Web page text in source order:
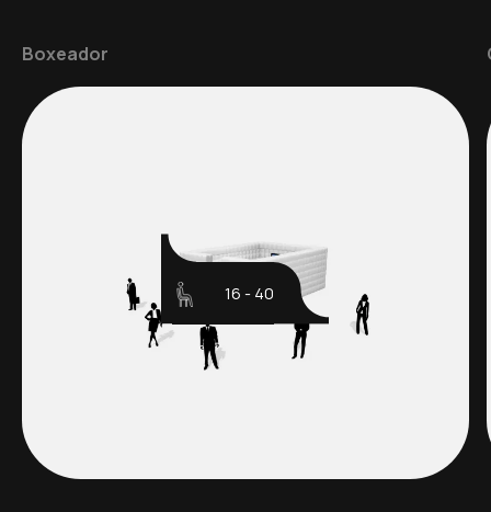
Boxeador
16 - 40